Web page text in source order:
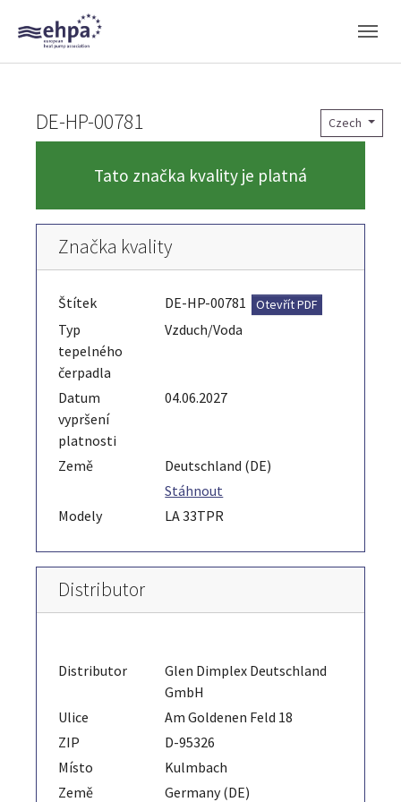
Skip to main navigation
Skip to main content
Skip to page footer
Czech
DE-HP-00781
Tato značka kvality je platná
Značka kvality
Štítek DE-HP-00781 Otevřít PDF
Typ
tepelného
čerpadla
Vzduch/Voda
Datum
vypršení
platnosti
04.06.2027
Země
Deutschland (DE)
Stáhnout
Modely
LA 33TPR
Distributor
Distributor
Glen Dimplex Deutschland
GmbH
Ulice
Am Goldenen Feld 18
ZIP
D-95326
Místo
Kulmbach
Země
Germany (DE)